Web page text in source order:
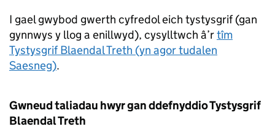
I gael gwybod gwerth cyfredol eich tystysgrif (gan
gynnwys y llog a enillwyd), cysylltwch â’rtîm
Tystysgrif Blaendal Treth (yn agor tudalen
Saesneg).
Gwneud taliadau hwyr gan ddefnyddio Tystysgrif
Blaendal Treth